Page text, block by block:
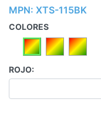
MPN: XTS-115BK
COLORES
ROJO: